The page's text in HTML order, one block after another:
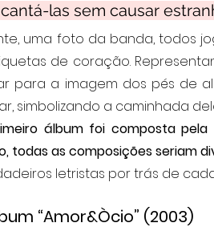
las sem causar
uma foto da banda, todos
de coração.
para a imagem dos pés de
simbolizando a caminhada
álbum foi composta
todas as composições seriam
letristas por trás de
“Amor&Òcio” (2003)